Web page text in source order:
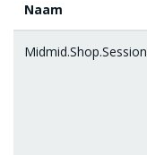
Naam
Midmid.Shop.Session